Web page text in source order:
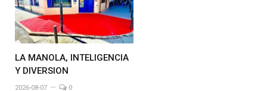
LA MANOLA, INTELIGENCIA
Y DIVERSION
2026-08-07 0